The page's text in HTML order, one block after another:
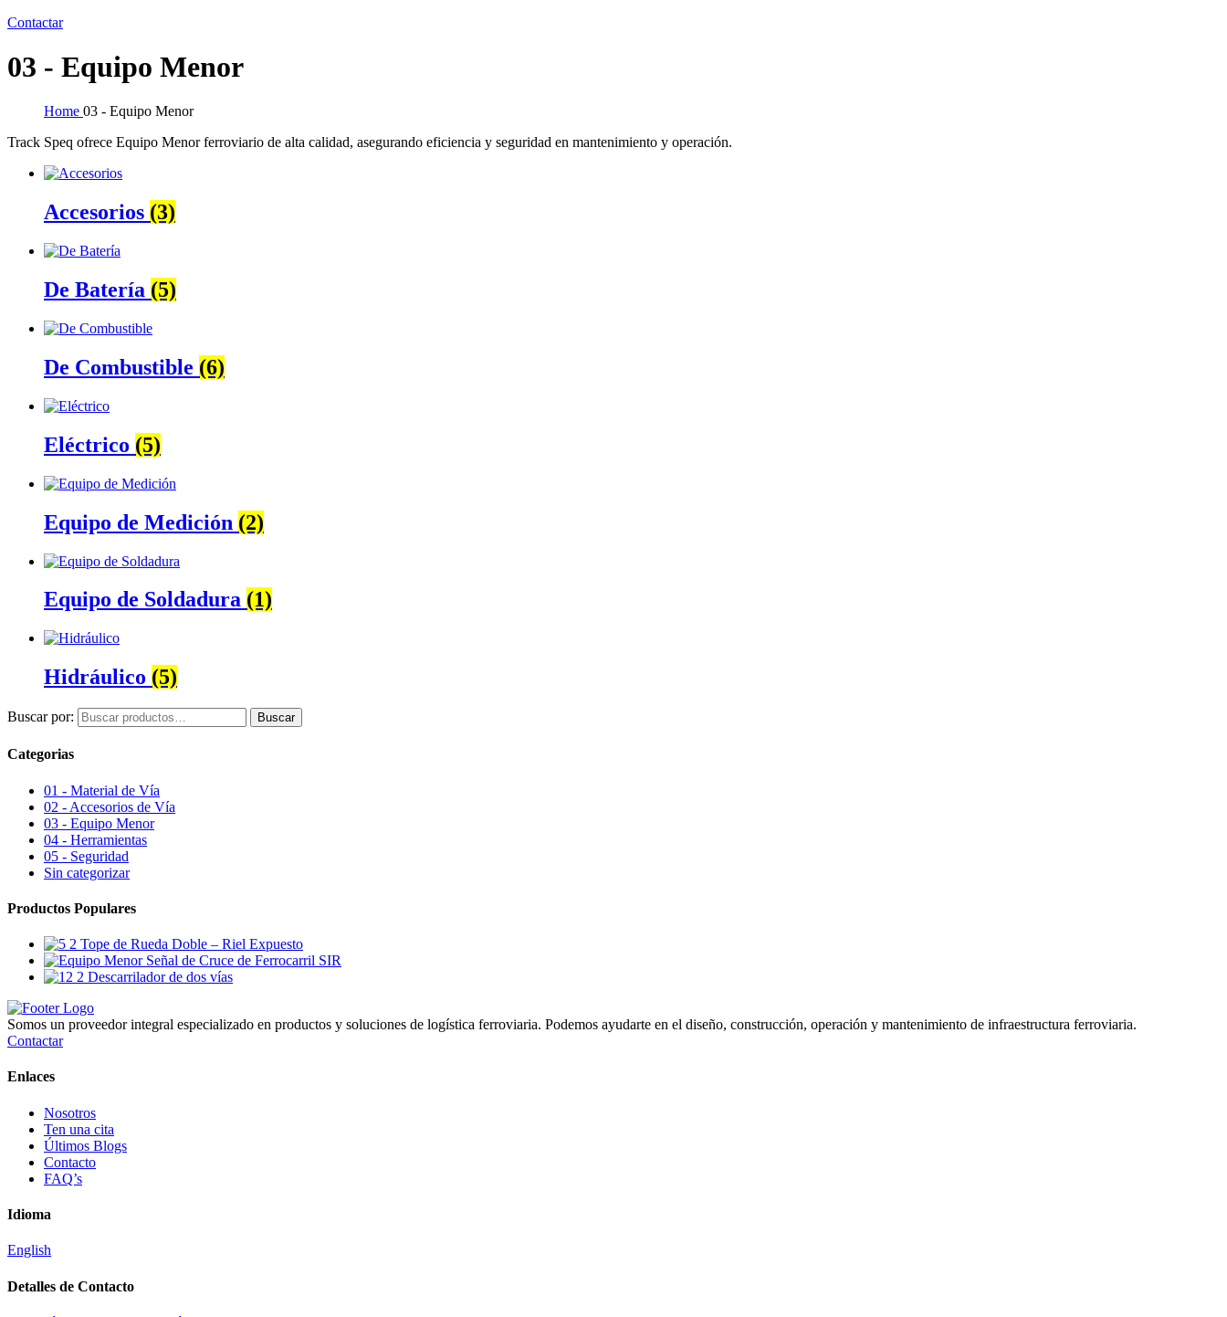
Contactar
03 - Equipo Menor
Home 03 - Equipo Menor
Track Speq ofrece Equipo Menor ferroviario de alta calidad, asegurando eficiencia y seguridad en mantenimiento y operación.
Accesorios (3)
De Batería (5)
De Combustible (6)
Eléctrico (5)
Equipo de Medición (2)
Equipo de Soldadura (1)
Hidráulico (5)
Buscar por: Buscar
Categorias
01 - Material de Vía
02 - Accesorios de Vía
03 - Equipo Menor
04 - Herramientas
05 - Seguridad
Sin categorizar
Productos Populares
Tope de Rueda Doble – Riel Expuesto
Señal de Cruce de Ferrocarril SIR
Descarrilador de dos vías
Somos un proveedor integral especializado en productos y soluciones de logística ferroviaria. Podemos ayudarte en el diseño, construcción, operación y mantenimiento de infraestructura ferroviaria.
Contactar
Enlaces
Nosotros
Ten una cita
Últimos Blogs
Contacto
FAQ’s
Idioma
English
Detalles de Contacto